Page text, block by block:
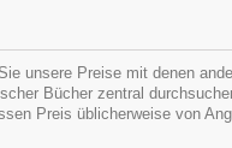
unsere Preise mit denen
Bücher zentral
Preis üblicherweise von